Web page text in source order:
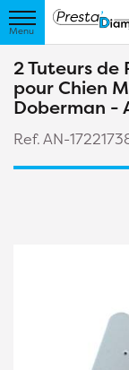
2 Tuteurs de
pour Chien
Doberman -
Ref. AN-